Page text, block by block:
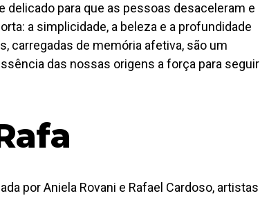
delicado para que as pessoas desaceleram e
a simplicidade, a beleza e a profundidade
carregadas de memória afetiva, são um
das nossas origens a força para seguir
por Aniela Rovani e Rafael Cardoso, artistas